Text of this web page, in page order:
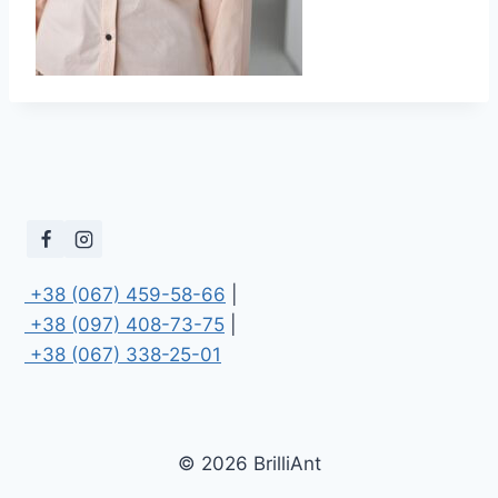
+38 (067) 459-58-66
+38 (097) 408-73-75
+38 (067) 338-25-01
© 2026 BrilliAnt